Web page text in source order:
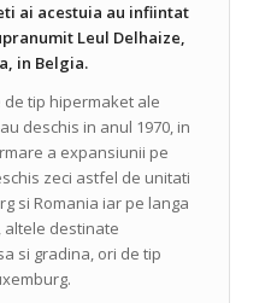
ai acestuia au infiintat
Leul Delhaize,
in Belgia.
de tip hipermaket ale
deschis in anul 1970, in
a expansiunii pe
zeci astfel de unitati
si Romania iar pe langa
altele destinate
si gradina, ori de tip